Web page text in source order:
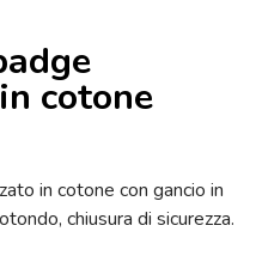
cotone
in cotone con gancio in
chiusura di sicurezza.